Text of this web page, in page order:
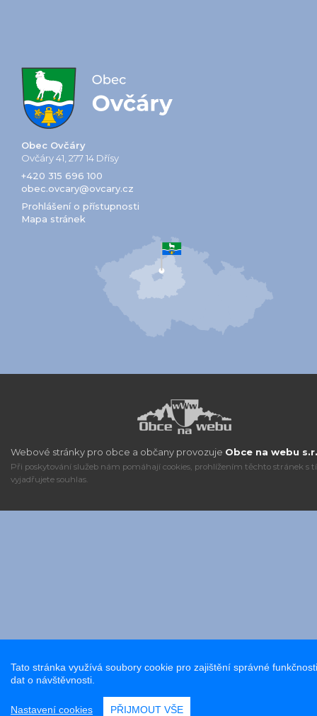
Obec Ovčáry
Ovčáry 41, 277 14 Dřísy
+420 315 696 100
obec.ovcary@ovcary.cz
Prohlášení o přístupnosti
Mapa stránek
Webové stránky pro obce a občany provozuje Obce na webu
Při poskytování služeb nám pomáhají cookies, prohlížením těchto stránek s
vyjadřujete souhlas.
Tato stránka využívá soubory cookie pro zajištění správné
dat o návštěvnosti.
Nastavení cookies PŘIJMOUT VŠE